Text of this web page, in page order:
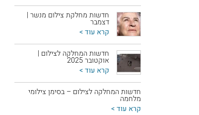
חדשות מחלקת צילום מנשר |
דצמבר
קרא עוד >
חדשות המחלקה לצילום |
אוקטובר 2025
קרא עוד >
חדשות המחלקה לצילום – בסימן צילומי
מלחמה
קרא עוד >